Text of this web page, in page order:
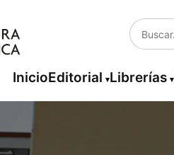
InicioEditorial Librerías